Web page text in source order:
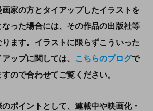
家の方とタイアップしたイラストを
った場合には、その作品の出版社等
ます。イラストに限らずこういった
ップに関しては、
こちらのブログで
ので合わせてご覧ください。
ポイントとして、連載中や映画化・